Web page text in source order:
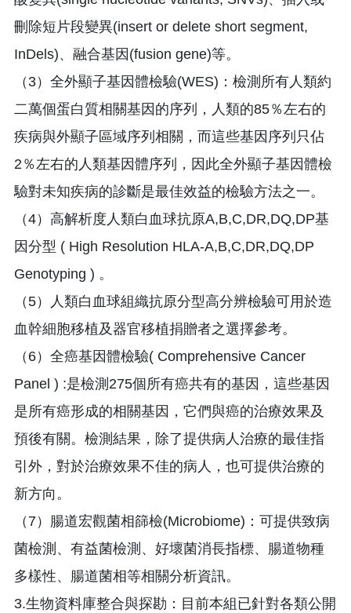
刪除短片段變異(insert or delete short segment,
InDels)、融合基因(fusion gene)等。
（3）全外顯子基因體檢驗(WES)：檢測所有人類約
二萬個蛋白質相關基因的序列，人類的85％左右的
疾病與外顯子區域序列相關，而這些基因序列只佔
2％左右的人類基因體序列，因此全外顯子基因體檢
驗對未知疾病的診斷是最佳效益的檢驗方法之一。
（4）高解析度人類白血球抗原A,B,C,DR,DQ,DP基
因分型 ( High Resolution HLA-A,B,C,DR,DQ,DP
Genotyping ) 。
（5）人類白血球組織抗原分型高分辨檢驗可用於造
血幹細胞移植及器官移植捐贈者之選擇參考。
（6）全癌基因體檢驗( Comprehensive Cancer
Panel ) :是檢測275個所有癌共有的基因，這些基因
是所有癌形成的相關基因，它們與癌的治療效果及
預後有關。檢測結果，除了提供病人治療的最佳指
引外，對於治療效果不佳的病人，也可提供治療的
新方向。
（7）腸道宏觀菌相篩檢(Microbiome)：可提供致病
菌檢測、有益菌檢測、好壞菌消長指標、腸道物種
多樣性、腸道菌相等相關分析資訊。
3.生物資料庫整合與探勘：目前本組已針對各類公開